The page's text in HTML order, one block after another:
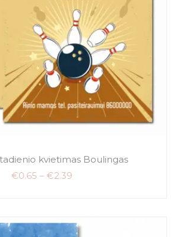
kvietimas Boulingas
€0.65 – €2.39